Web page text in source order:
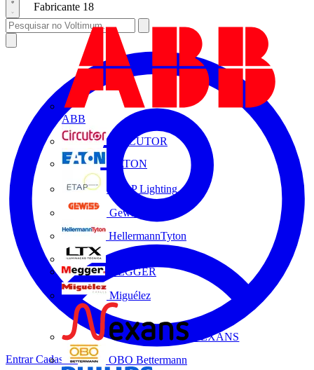
Fabricante 18
ABB
CIRCUTOR
EATON
ETAP Lighting
Gewiss
HellermannTyton
MEGGER
Miguélez
NEXANS
OBO Bettermann
EntrarCadastrar